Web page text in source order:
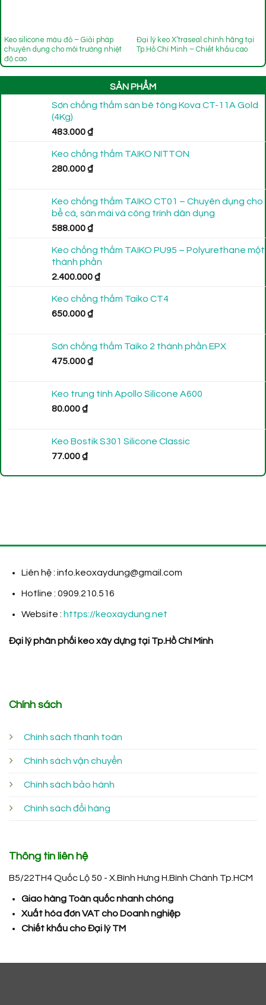
Keo silicone màu đỏ – Giải pháp
chuyên dụng cho môi trường nhiệt
độ cao
Đại lý keo X’traseal chính hãng tại
Tp.Hồ Chí Minh – Chiết khấu cao
SẢN PHẨM
Sơn chống thấm sàn bê tông Kova CT-11A Gold
(4Kg)
483.000₫
Keo chống thấm TAIKO NITTON
280.000₫
Keo chống thấm TAIKO CT01 – Chuyên dụng cho
bể cá, sàn mái và công trình dân dụng
588.000₫
Keo chống thấm TAIKO PU95 – Polyurethane một
thành phần
2.400.000₫
Keo chống thấm Taiko CT4
650.000₫
Sơn chống thấm Taiko 2 thành phần EPX
475.000₫
Keo trung tính Apollo Silicone A600
80.000₫
Keo Bostik S301 Silicone Classic
77.000₫
Liên hệ : info.keoxaydung@gmail.com
Hotline : 0909.210.516
Website : https://keoxaydung.net
Đại lý phân phối keo xây dựng tại Tp.Hồ Chí Minh
Chính sách
Chính sách thanh toán
Chính sách vận chuyển
Chính sách bảo hành
Chính sách đổi hàng
Thông tin liên hệ
B5/22TH4 Quốc Lộ 50 - X.Bình Hưng H.Bình Chánh Tp.HCM
Giao hàng Toàn quốc nhanh chóng
Xuất hóa đơn VAT cho Doanh nghiệp
Chiết khấu cho Đại lý TM